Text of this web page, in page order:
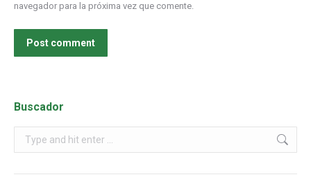
navegador para la próxima vez que comente.
Post comment
Buscador